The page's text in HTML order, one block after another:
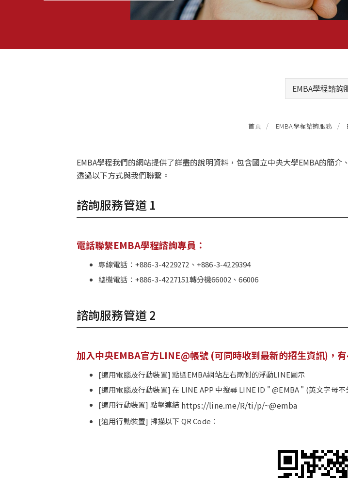
EMBA學程諮詢
首頁 EMBA學程諮詢服務
EMBA學程我們的網站提供了詳盡的說明資料，包含國立中央大學EMBA的簡
透過以下方式與我們聯繫。
諮詢服務管道 1
電話聯繫EMBA學程諮詢專員：
專線電話：+886-3-4229272、+886-3-4229394
總機電話：+886-3-4227151轉分機66002、66006
諮詢服務管道 2
加入中央EMBA官方LINE@帳號 (可同時收到最新的招生資訊)，有
[適用電腦及行動裝置] 點選EMBA網站左右兩側的浮動LINE圖示
[適用電腦及行動裝置] 在 LINE APP 中搜尋 LINE ID " @EMBA " (英文字母不
[適用行動裝置] 點擊連結 https://line.me/R/ti/p/~@emba
[適用行動裝置] 掃描以下 QR Code：